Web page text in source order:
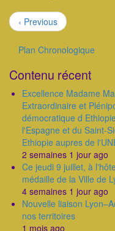
Pagination
Page
précédente
‹ Previous
Plan Chronologique
Contenu récent
Excellence Madame
Extraordinaire et
démocratique d
l'Espagne et du Saint-
Ethiopie aupres de
2 semaines 1 jour ago
Ce jeudi 9 juillet, à
médaille de la Ville de
4 semaines 1 jour ago
Nouvelle liaison
nos territoires
1 mois ago